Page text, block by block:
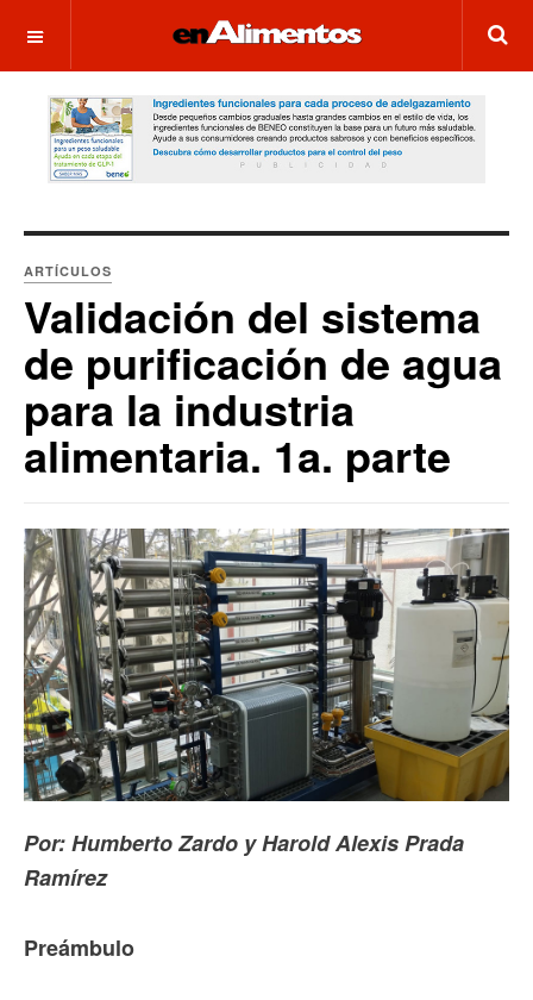
OFF CANVAS
ARTÍCULOS
Validación del sistema
de purificación de agua
para la industria
alimentaria. 1a. parte
Por: Humberto Zardo y Harold Alexis Prada
Ramírez
Preámbulo